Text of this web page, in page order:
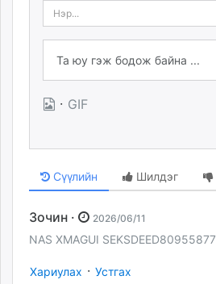
· GIF
Сүүлийн Шилдэг
Зочин · 2026/06/11
NAS XMAGUI SEKSDEED80955877
Хариулах · Устгах